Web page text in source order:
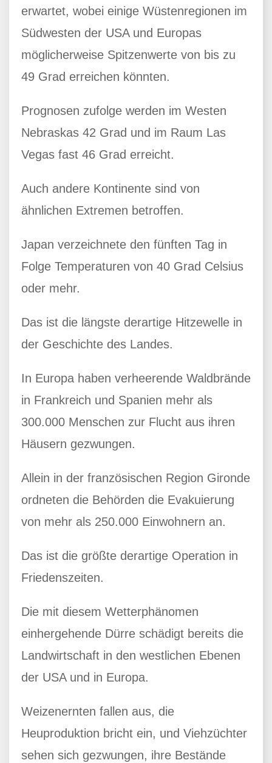
erwartet, wobei einige Wüstenregionen im
Südwesten der USA und Europas
möglicherweise Spitzenwerte von bis zu
49 Grad erreichen könnten.
Prognosen zufolge werden im Westen
Nebraskas 42 Grad und im Raum Las
Vegas fast 46 Grad erreicht.
Auch andere Kontinente sind von
ähnlichen Extremen betroffen.
Japan verzeichnete den fünften Tag in
Folge Temperaturen von 40 Grad Celsius
oder mehr.
Das ist die längste derartige Hitzewelle in
der Geschichte des Landes.
In Europa haben verheerende Waldbrände
in Frankreich und Spanien mehr als
300.000 Menschen zur Flucht aus ihren
Häusern gezwungen.
Allein in der französischen Region Gironde
ordneten die Behörden die Evakuierung
von mehr als 250.000 Einwohnern an.
Das ist die größte derartige Operation in
Friedenszeiten.
Die mit diesem Wetterphänomen
einhergehende Dürre schädigt bereits die
Landwirtschaft in den westlichen Ebenen
der USA und in Europa.
Weizenernten fallen aus, die
Heuproduktion bricht ein, und Viehzüchter
sehen sich gezwungen, ihre Bestände